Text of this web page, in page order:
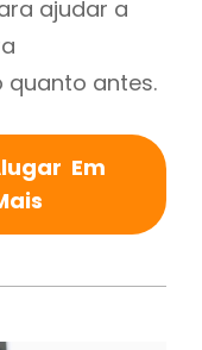
ajudar a
quanto antes.
Em